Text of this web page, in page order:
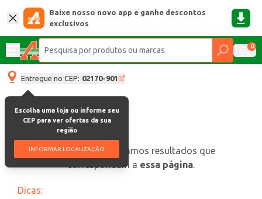
Baixe nosso novo app e ganhe descontos
exclusivos
0
Entregue no CEP: 02170-901
Escolha uma loja ou informe seu
CEP para ver ofertas da sua
região
INFORMAR LOCALIZAÇÃO
oops, não encontramos resultados que
correspondam a essa página.
Dicas: